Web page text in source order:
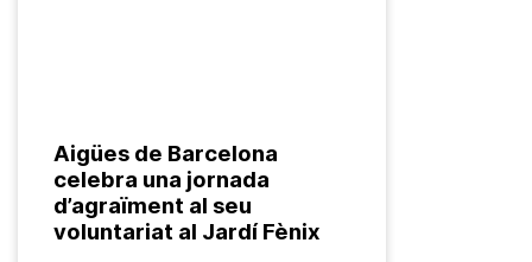
Aigües de Barcelona
celebra una jornada
d’agraïment al seu
voluntariat al Jardí Fènix